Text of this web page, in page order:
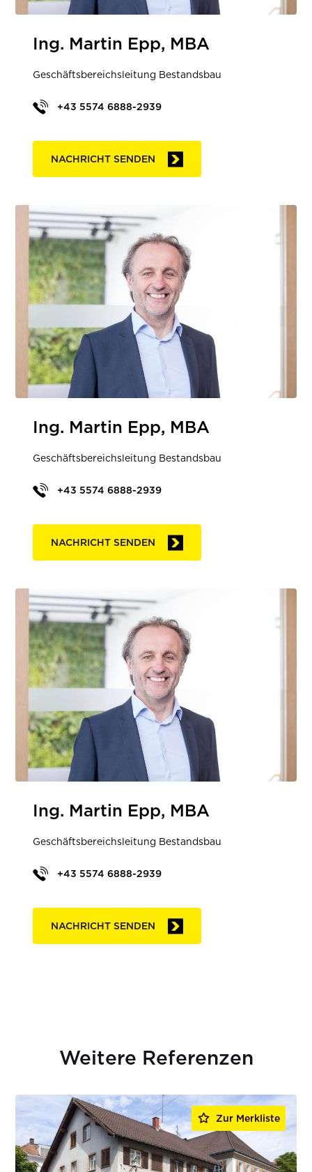
Ing. Martin Epp, MBA
Geschäftsbereichsleitung Bestandsbau
+43 5574 6888-2939
NACHRICHT SENDEN
Ing. Martin Epp, MBA
Geschäftsbereichsleitung Bestandsbau
+43 5574 6888-2939
NACHRICHT SENDEN
Ing. Martin Epp, MBA
Geschäftsbereichsleitung Bestandsbau
+43 5574 6888-2939
NACHRICHT SENDEN
Weitere Referenzen
Zur Merkliste